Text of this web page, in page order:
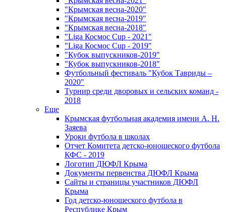
"Крымская весна-2020"
"Крымская весна-2019"
"Крымская весна-2018"
"Liga Космос Cup - 2021"
"Liga Космос Cup - 2019"
"Кубок выпускников-2019"
"Кубок выпускников-2018"
Футбольный фестиваль "Кубок Тавриды –
2020"
Турнир среди дворовых и сельских команд -
2018
Еще
Крымская футбольная академия имени А. Н.
Заяева
Уроки футбола в школах
Отчет Комитета детско-юношеского футбола
КФС - 2019
Логотип ДЮФЛ Крыма
Документы первенства ДЮФЛ Крыма
Сайты и страницы участников ДЮФЛ
Крыма
Год детско-юношеского футбола в
Республике Крым